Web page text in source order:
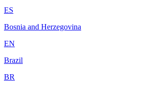
ES
Bosnia and Herzegovina
EN
Brazil
BR